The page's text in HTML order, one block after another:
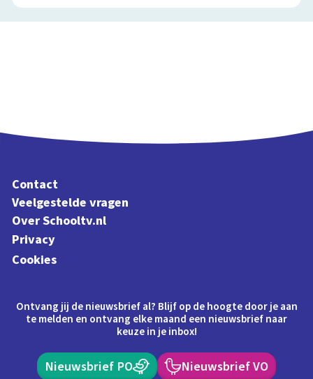
Contact
Veelgestelde vragen
Over Schooltv.nl
Privacy
Cookies
Ontvang jij de nieuwsbrief al? Blijf op de hoogte door je aan
te melden en ontvang elke maand een nieuwsbrief naar
keuze in je inbox!
Nieuwsbrief PO Nieuwsbrief VO